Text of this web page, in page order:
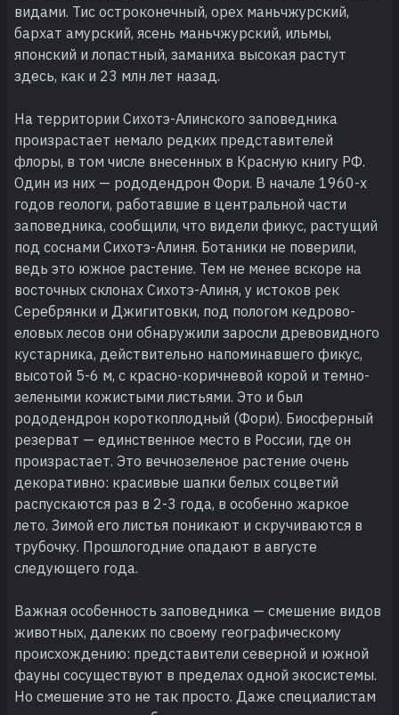
видами. Тис остроконечный, орех маньчжурский,
бархат амурский, ясень маньчжурский, ильмы,
японский и лопастный, заманиха высокая растут
здесь, как и 23 млн лет назад.
На территории Сихотэ-Алинского заповедника
произрастает немало редких представителей
флоры, в том числе внесенных в Красную книгу РФ.
Один из них — рододендрон Фори. В начале 1960-х
годов геологи, работавшие в центральной части
заповедника, сообщили, что видели фикус, растущий
под соснами Сихотэ-Алиня. Ботаники не поверили,
ведь это южное растение. Тем не менее вскоре на
восточных склонах Сихотэ-Алиня, у истоков рек
Серебрянки и Джигитовки, под пологом кедрово-
еловых лесов они обнаружили заросли древовидного
кустарника, действительно напоминавшего фикус,
высотой 5-6 м, с красно-коричневой корой и темно-
зелеными кожистыми листьями. Это и был
рододендрон короткоплодный (Фори). Биосферный
резерват — единственное место в России, где он
произрастает. Это вечнозеленое растение очень
декоративно: красивые шапки белых соцветий
распускаются раз в 2-3 года, в особенно жаркое
лето. Зимой его листья поникают и скручиваются в
трубочку. Прошлогодние опадают в августе
следующего года.
Важная особенность заповедника — смешение видов
животных, далеких по своему географическому
происхождению: представители северной и южной
фауны сосуществуют в пределах одной экосистемы.
Но смешение это не так просто. Даже специалистам